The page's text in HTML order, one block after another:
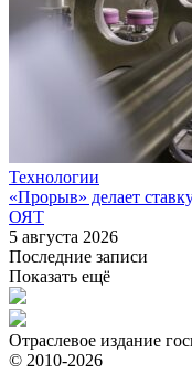
Технологии
«Прорыв» делает
ОЯТ
5 августа 2026
Последние записи
Показать ещё
Отраслевое издание
© 2010-2026